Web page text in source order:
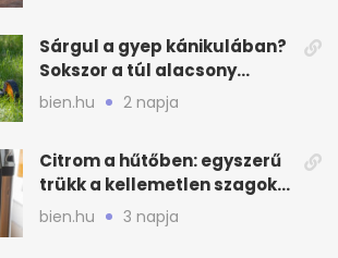
Sárgul a gyep kánikulában?
Sokszor a túl alacsony
fűnyírás a gond
bien.hu 2 napja
Citrom a hűtőben: egyszerű
trükk a kellemetlen szagok
ellen
bien.hu 3 napja